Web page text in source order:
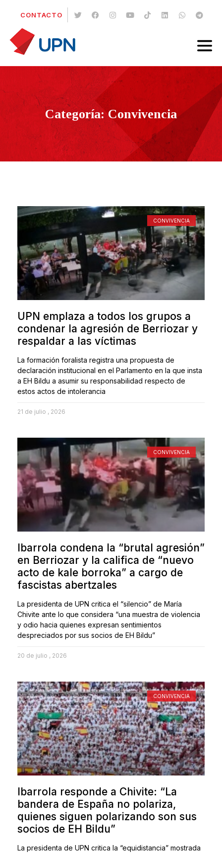
CONTACTO
Categoría: Convivencia
CONVIVENCIA
UPN emplaza a todos los grupos a
condenar la agresión de Berriozar y
respaldar a las víctimas
La formación foralista registra una propuesta de
declaración institucional en el Parlamento en la que insta
a EH Bildu a asumir su responsabilidad respecto de
estos actos de intolerancia
21 de julio , 2026
CONVIVENCIA
Ibarrola condena la “brutal agresión”
en Berriozar y la califica de “nuevo
acto de kale borroka” a cargo de
fascistas abertzales
La presidenta de UPN critica el “silencio” de María
Chivite ante lo que considera “una muestra de violencia
y odio hacia quienes expresan sentimientos
despreciados por sus socios de EH Bildu”
20 de julio , 2026
CONVIVENCIA
Ibarrola responde a Chivite: “La
bandera de España no polariza,
quienes siguen polarizando son sus
socios de EH Bildu”
La presidenta de UPN critica la “equidistancia” mostrada